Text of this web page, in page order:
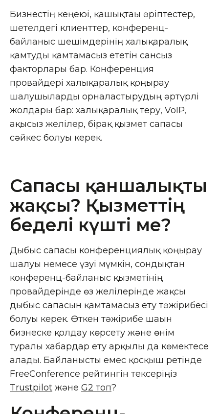
Бизнестің кеңеюі, қашықтағы әріптестер,
шетелдегі клиенттер, конференц-
байланыс шешімдерінің халықаралық
қамтуды қамтамасыз ететін сансыз
факторлары бар. Конференция
провайдері халықаралық қоңырау
шалушыларды орналастырудың әртүрлі
жолдары бар: халықаралық теру, VoIP,
ақысыз желілер, бірақ қызмет сапасы
сәйкес болуы керек.
Сапасы қаншалықты
жақсы? Қызметтің
беделі күшті ме?
Дыбыс сапасы конференциялық қоңырау
шалуы немесе үзуі мүмкін, сондықтан
конференц-байланыс қызметінің
провайдерінде өз желілерінде жақсы
дыбыс сапасын қамтамасыз ету тәжірибесі
болуы керек. Өткен тәжірибе шағын
бизнеске қолдау көрсету және өнім
туралы хабардар ету арқылы да көмектесе
алады. Байланысты емес қосқыш ретінде
FreeConference рейтингін тексеріңіз
Trustpilot және G2 топ?